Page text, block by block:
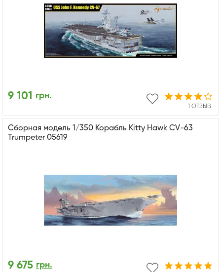
1 ОТЗЫВ
9 101 грн.
Сборная модель 1/350 Корабль Kitty Hawk CV-63
Trumpeter 05619
9 675 грн.